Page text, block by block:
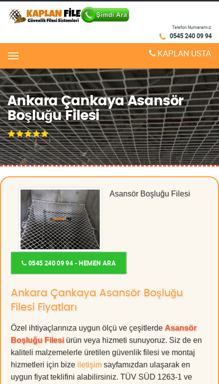
Telefon Numaramız:
0545 240 09 94
Menu KAPLAN USTA
Ankara Çankaya Asansör
Boşluğu Filesi
Asansör Boşluğu Filesi
0545 240 09 94 - HEMEN ARA
Ankara Çankaya Asansör Boşluğu
Filesi Fiyatları
Özel ihtiyaçlarınıza uygun ölçü ve çeşitlerde Asansör
Boşluğu Filesi ürün veya hizmeti sunuyoruz. Siz de en
kaliteli malzemelerle üretilen güvenlik filesi ve montaj
hizmetleri için bize iletişim sayfamızdan ulaşarak en
uygun fiyat teklifini alabilirsiniz. TÜV SÜD 1263-1 ve